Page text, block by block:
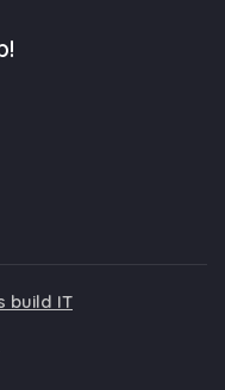
build IT